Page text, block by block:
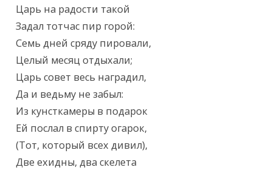
Царь на радости такой
Задал тотчас пир горой:
Семь дней сряду пировали,
Целый месяц отдыхали;
Царь совет весь наградил,
Да и ведьму не забыл:
Из кунсткамеры в подарок
Ей послал в спирту огарок,
(Тот, который всех дивил),
Две ехидны, два скелета